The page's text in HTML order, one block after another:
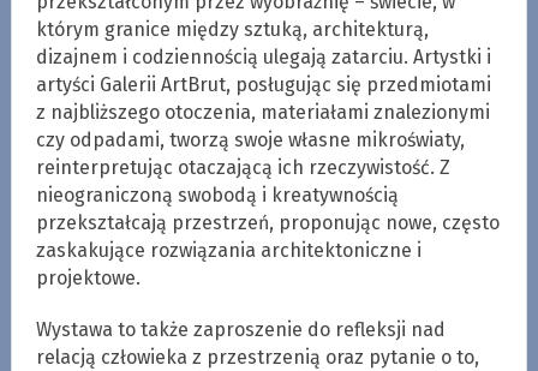
którym granice między sztuką, architekturą,
dizajnem i codziennością ulegają zatarciu. Artystki i
artyści Galerii ArtBrut, posługując się przedmiotami
z najbliższego otoczenia, materiałami znalezionymi
czy odpadami, tworzą swoje własne mikroświaty,
reinterpretując otaczającą ich rzeczywistość. Z
nieograniczoną swobodą i kreatywnością
przekształcają przestrzeń, proponując nowe, często
zaskakujące rozwiązania architektoniczne i
projektowe.
Wystawa to także zaproszenie do refleksji nad
relacją człowieka z przestrzenią oraz pytanie o to,